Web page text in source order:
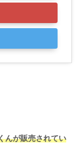
んが販売されてい